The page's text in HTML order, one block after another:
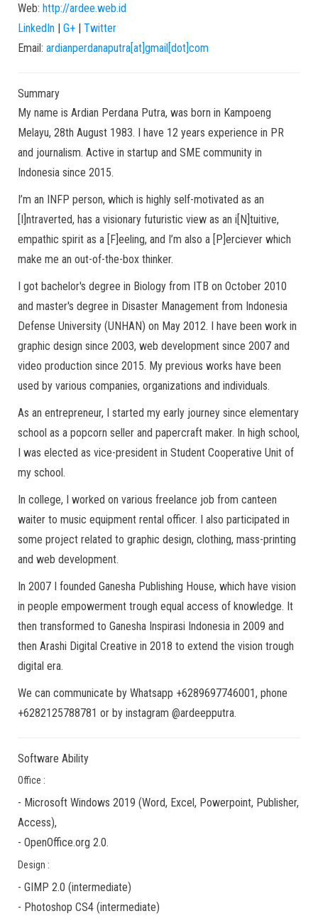
Web: http://ardee.web.id
LinkedIn | G+ | Twitter
Email: ardianperdanaputra[at]gmail[dot]com
Summary
My name is Ardian Perdana Putra, was born in Kampoeng
Melayu, 28th August 1983. I have 12 years experience in PR
and journalism. Active in startup and SME community in
Indonesia since 2015.
I’m an INFP person, which is highly self-motivated as an
[I]ntraverted, has a visionary futuristic view as an i[N]tuitive,
empathic spirit as a [F]eeling, and I’m also a [P]erciever which
make me an out-of-the-box thinker.
I got bachelor's degree in Biology from ITB on October 2010
and master's degree in Disaster Management from Indonesia
Defense University (UNHAN) on May 2012. I have been work in
graphic design since 2003, web development since 2007 and
video production since 2015. My previous works have been
used by various companies, organizations and individuals.
As an entrepreneur, I started my early journey since elementary
school as a popcorn seller and papercraft maker. In high school,
I was elected as vice-president in Student Cooperative Unit of
my school.
In college, I worked on various freelance job from canteen
waiter to music equipment rental officer. I also participated in
some project related to graphic design, clothing, mass-printing
and web development.
In 2007 I founded Ganesha Publishing House, which have vision
in people empowerment trough equal access of knowledge. It
then transformed to Ganesha Inspirasi Indonesia in 2009 and
then Arashi Digital Creative in 2018 to extend the vision trough
digital era.
We can communicate by Whatsapp +6289697746001, phone
+6282125788781 or by instagram @ardeepputra.
Software Ability
Office :
- Microsoft Windows 2019 (Word, Excel, Powerpoint, Publisher,
Access),
- OpenOffice.org 2.0.
Design :
- GIMP 2.0 (intermediate)
- Photoshop CS4 (intermediate)